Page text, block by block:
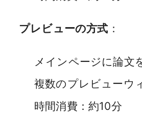
プレビューの方式 ：
メインページに論文
複数のプレビューウ
時間消費：約10分